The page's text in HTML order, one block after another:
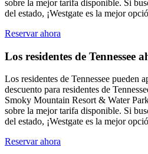
sobre la mejor tarifa disponible. Si
del estado, ¡Westgate es la mejor
Reservar ahora
Los residentes de Tennessee
Los residentes de Tennessee pueden
descuento para residentes de
Smoky Mountain Resort & Water
sobre la mejor tarifa disponible. Si
del estado, ¡Westgate es la mejor
Reservar ahora